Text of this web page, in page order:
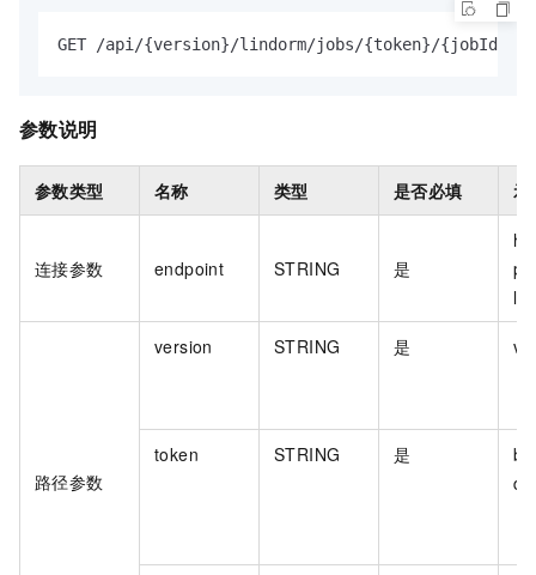
GET /api/{version}/lindorm/jobs/{token}/{jobId}/
参数说明
参数类型 名称 类型 是否必填 示
连接参数 endpoint STRING 是
路径参数
version STRING 是 v1
token STRING 是